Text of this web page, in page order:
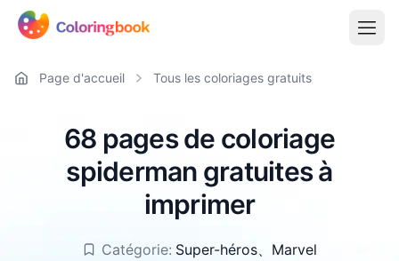
Page d'accueil Tous les coloriages gratuits
68 pages de coloriage
spiderman gratuites à
imprimer
Catégorie: Super-héros、 Marvel